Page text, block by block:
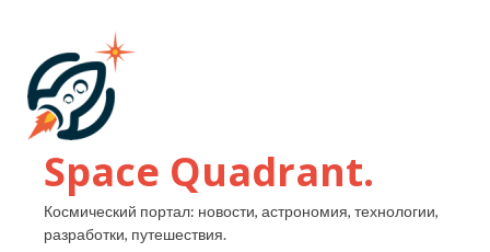
Space Quadrant.
Космический портал: новости, астрономия, технологии,
разработки, путешествия.